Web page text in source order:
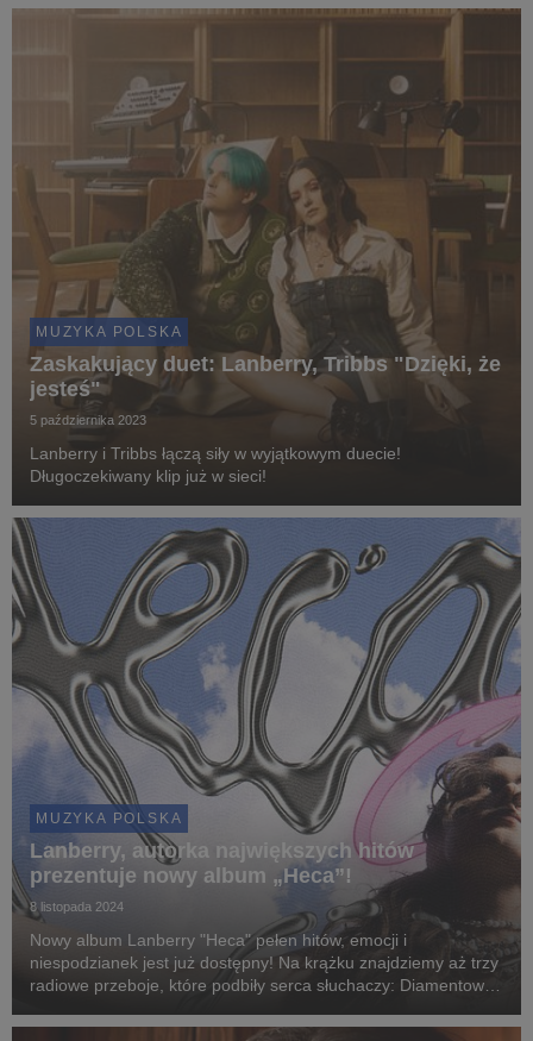
MUZYKA POLSKA
Zaskakujący duet: Lanberry, Tribbs "Dzięki, że
jesteś"
5 października 2023
Lanberry i Tribbs łączą siły w wyjątkowym duecie!
Długoczekiwany klip już w sieci!
MUZYKA POLSKA
Lanberry, autorka największych hitów
prezentuje nowy album „Heca”!
8 listopada 2024
Nowy album Lanberry "Heca" pełen hitów, emocji i
niespodzianek jest już dostępny! Na krążku znajdziemy aż trzy
radiowe przeboje, które podbiły serca słuchaczy: Diamentowe
robię tu", które zdobyło status Platyny...